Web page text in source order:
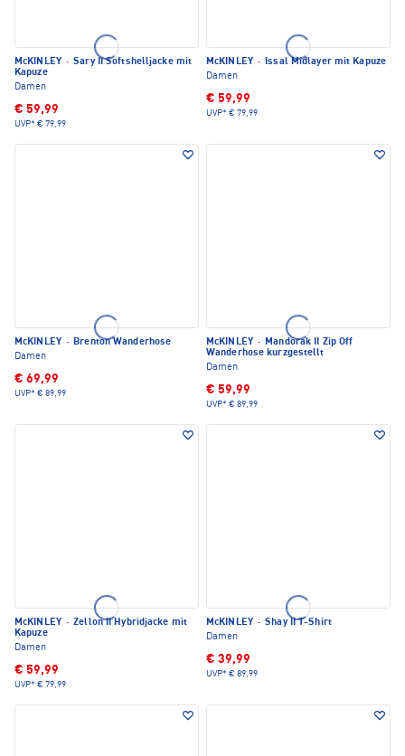
McKINLEY · Sary II Softshelljacke mit
Kapuze
Damen
€ 59,99
UVP* € 79,99
McKINLEY · Issal Midlayer mit Kapuze
Damen
€ 59,99
UVP* € 79,99
McKINLEY · Brenton Wanderhose
Damen
€ 69,99
UVP* € 89,99
McKINLEY · Mandorak II Zip Off
Wanderhose kurzgestellt
Damen
€ 59,99
UVP* € 89,99
McKINLEY · Zellon II Hybridjacke mit
Kapuze
Damen
€ 59,99
UVP* € 79,99
McKINLEY · Shay II T-Shirt
Damen
€ 39,99
UVP* € 89,99